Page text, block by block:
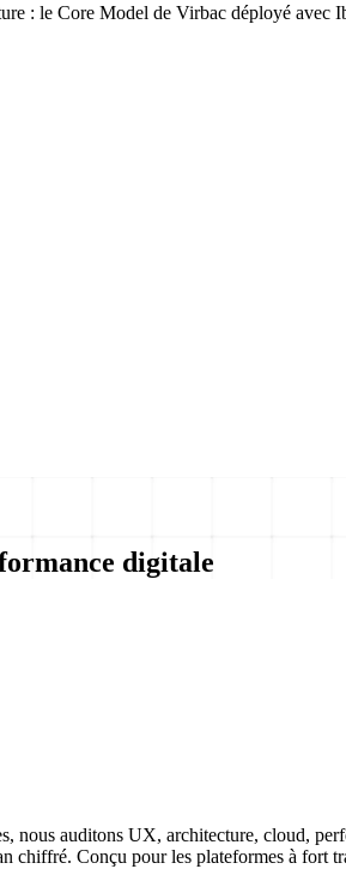
: le Core Model de Virbac déployé avec
digitale
nous auditons UX, architecture, cloud,
chiffré. Conçu pour les plateformes à fort